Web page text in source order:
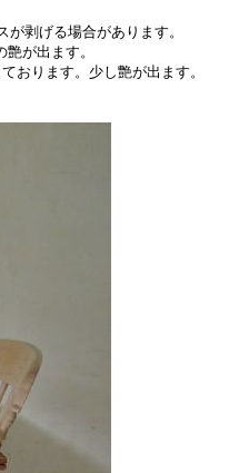
剥げる場合があります。
が出ます。
ります。少し艶が出ます。